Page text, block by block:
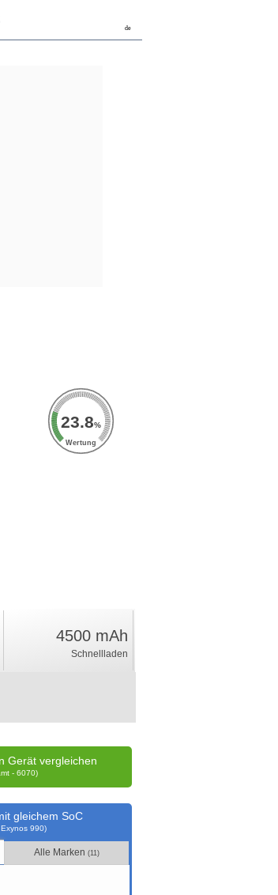
de
23.8%
Wertung
4500 mAh
Schnellladen
Gerät vergleichen
- 6070)
gleichem SoC
990)
Alle Marken (11)